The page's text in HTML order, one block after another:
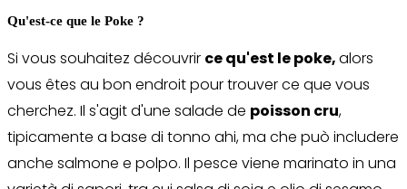
Qu'est-ce que le Poke ?
Si vous souhaitez découvrir ce qu'est le poke,alors
vous êtes au bon endroit pour trouver ce que vous
cherchez. Il s'agit d'une salade de poisson cru,
tipicamente a base di tonno ahi, ma che può includere
anche salmone e polpo. Il pesce viene marinato in una